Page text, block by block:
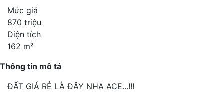
Mức giá
870 triệu
Diện tích
162 m²
Thông tin mô tả
ĐẤT GIÁ RẺ LÀ ĐÂY NHA ACE...!!!